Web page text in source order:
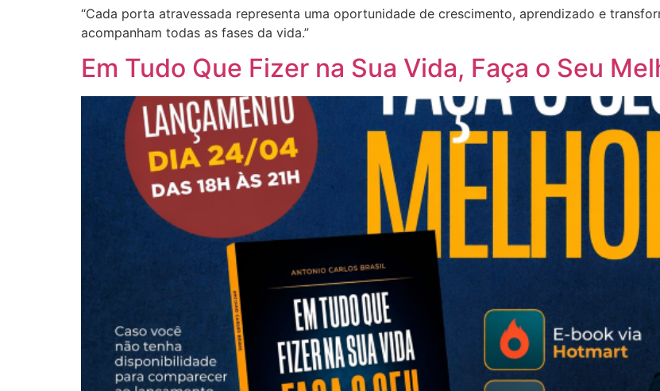
“Cada porta atravessada representa uma oportunidade de crescimento, aprendizado e
acompanham todas as fases da vida.”
Em Tudo Que Fizer na Sua Vida, Faça o Seu